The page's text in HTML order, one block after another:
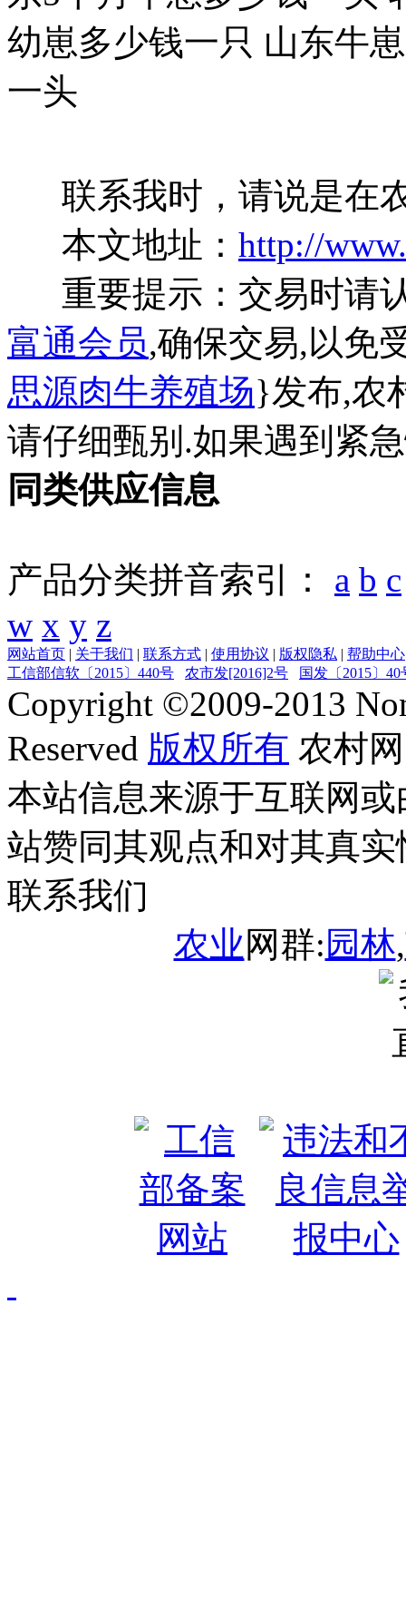
幼崽多少钱一只 山东牛
一头
联系我时，请说是在
本文地址： http://
重要提示：交易时请
富通会员,确保交易,以免
思源肉牛养殖场}发布,农
请仔细甄别.如果遇到紧
同类供应信息
产品分类拼音索引： a b c
w x y z
网站首页 | 关于我们 | 联系方式 | 使用协议 | 版权隐私 | 帮助中心
工信部信软〔2015〕440号
农市发[2016]2号 国发〔2015〕40
Copyright ©2009-2013
Reserved 版权所有 农村网
本站信息来源于互联网
站赞同其观点和对其真
联系我们
农业网群: 园林,